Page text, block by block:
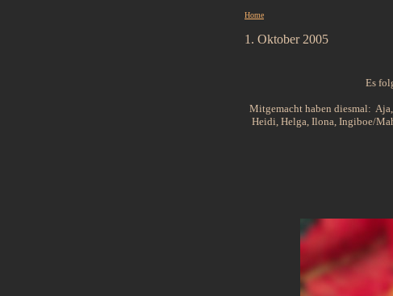
Home
1. Oktober 2005
Es
Mitgemacht haben diesmal:
Heidi, Helga, Ilona, Ingiboe/